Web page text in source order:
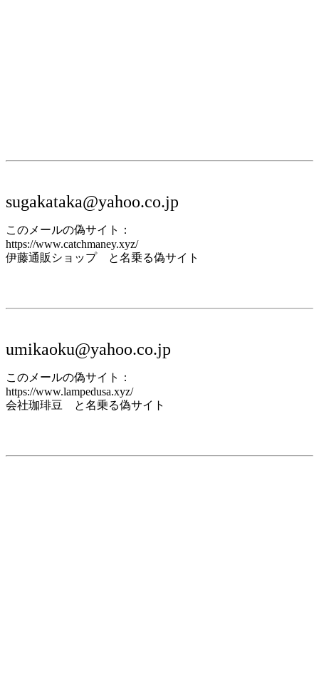
sugakataka@yahoo.co.jp
このメールの偽サイト：
https://www.catchmaney.xyz/
伊藤通販ショップ と名乗る偽サイト
umikaoku@yahoo.co.jp
このメールの偽サイト：
https://www.lampedusa.xyz/
会社珈琲豆 と名乗る偽サイト